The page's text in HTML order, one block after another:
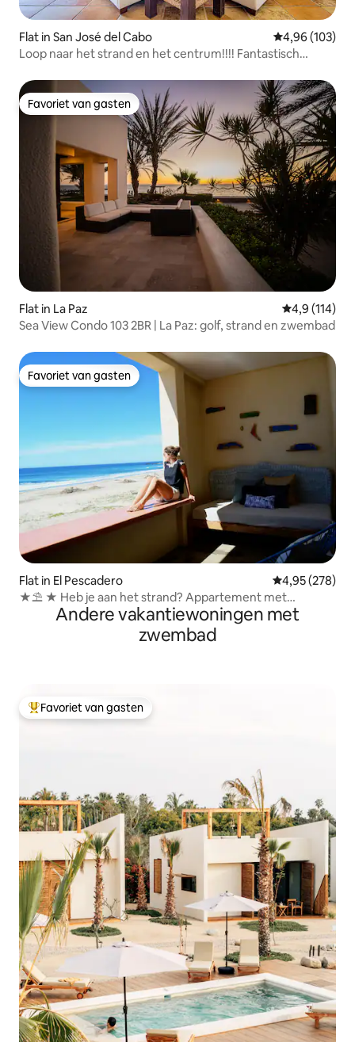
Flat in San José del Cabo Gemiddelde
4,96 (103)
Loop naar het strand en het centrum!!!! Fantastisch
Favoriet van gasten
Favoriet van gasten
Flat in La Paz Gemiddelde
4,9 (114)
Sea View Condo 103 2BR | La Paz: golf, strand en zwembad
Favoriet van gasten
Favoriet van gasten
Flat in El Pescadero Gemiddelde
4,95 (278)
★⛱ ★ Heb je aan het strand? Appartement met
zwembad en jacuzzi
Andere vakantiewoningen met
zwembad
Topfavoriet van gasten
Favoriet van gasten